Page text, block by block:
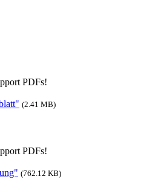
PDFs!
(2.41 MB)
PDFs!
(762.12 KB)